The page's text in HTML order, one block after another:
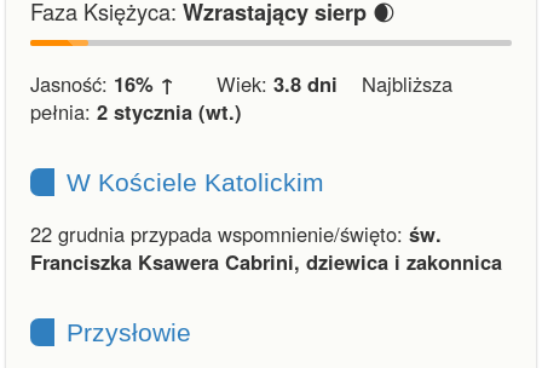
Faza Księżyca: Wzrastający sierp 🌒
Jasność: 16% ↑ Wiek: 3.8 dni Najbliższa
pełnia: 2 stycznia (wt.)
W Kościele Katolickim
22 grudnia przypada wspomnienie/święto: św.
Franciszka Ksawera Cabrini, dziewica i zakonnica
Przysłowie